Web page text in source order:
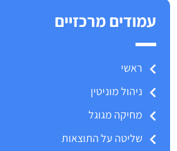
עמודים מרכזיים
ראשי
ניהול מוניטין
מחיקה מגוגל
שליטה על התוצאות